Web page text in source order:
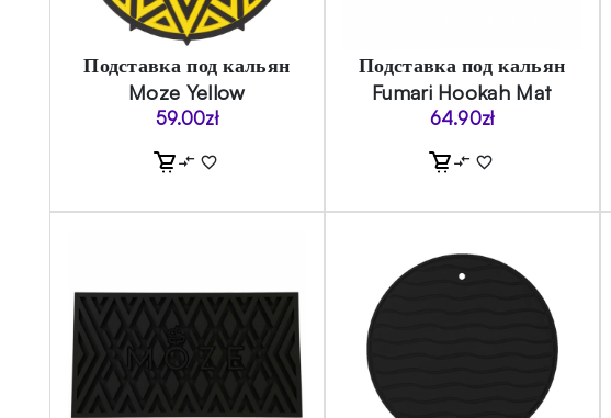
Подставка под кальян
Moze Yellow
59.00zł
Подставка под кальян
Fumari Hookah Mat
64.90zł